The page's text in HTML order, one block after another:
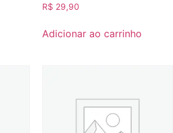
R$ 29,90
Adicionar ao carrinho